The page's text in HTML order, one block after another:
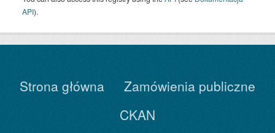
API).
Strona główna
Zamówienia publiczne
CKAN